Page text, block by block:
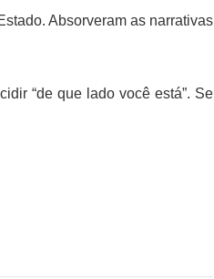
Absorveram as narrativas
“de que lado você está”. Se